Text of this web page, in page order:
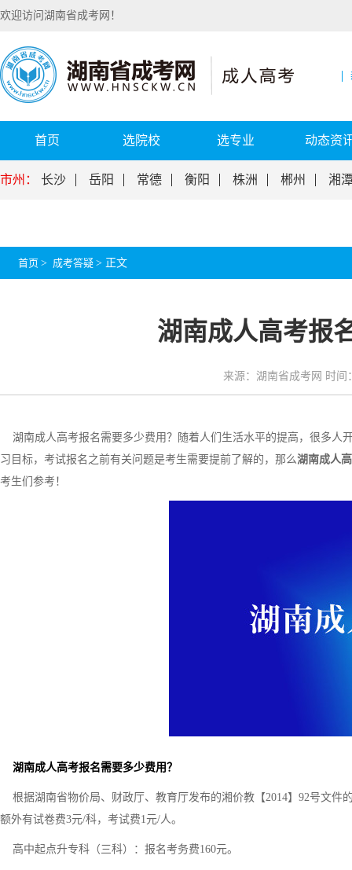
欢迎访问湖南省成考网！
首页 选院校 选专业 动态资
市州： 长沙 岳阳 常德 衡阳 株洲 郴州 湘
首页 > 成考答疑 > 正文
湖南成人高考报
来源：湖南省成考网 时间
湖南成人高考报名需要多少费用？随着人们生活水平的提高，很多人
习目标，考试报名之前有关问题是考生需要提前了解的，那么湖南成人
考生们参考！
湖南成人高考报名需要多少费用？
根据湖南省物价局、财政厅、教育厅发布的湘价教【2014】92号文件
额外有试卷费3元/科，考试费1元/人。
高中起点升专科（三科）：报名考务费160元。